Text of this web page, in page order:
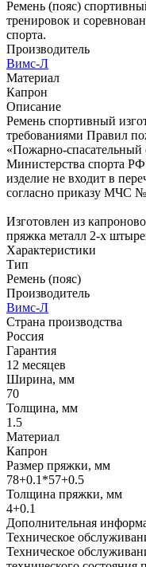
Ремень (пояс)
тренировок и
спорта.
Производитель
Вимс-Л
Материал
Капрон
Описание
Ремень спортивный
требованиями Правил
«Пожарно-
Министерства спорта
изделие не входит в
согласно приказу МЧС №
Изготовлен из
пряжка металл 2-х
Характеристики
Тип
Ремень (пояс)
Производитель
Вимс-Л
Страна производства
Россия
Гарантия
12 месяцев
Ширина, мм
70
Толщина, мм
1.5
Материал
Капрон
Размер пряжки, мм
78+0.1*57+0.5
Толщина пряжки, мм
4+0.1
Дополнительная
Техническое
Техническое